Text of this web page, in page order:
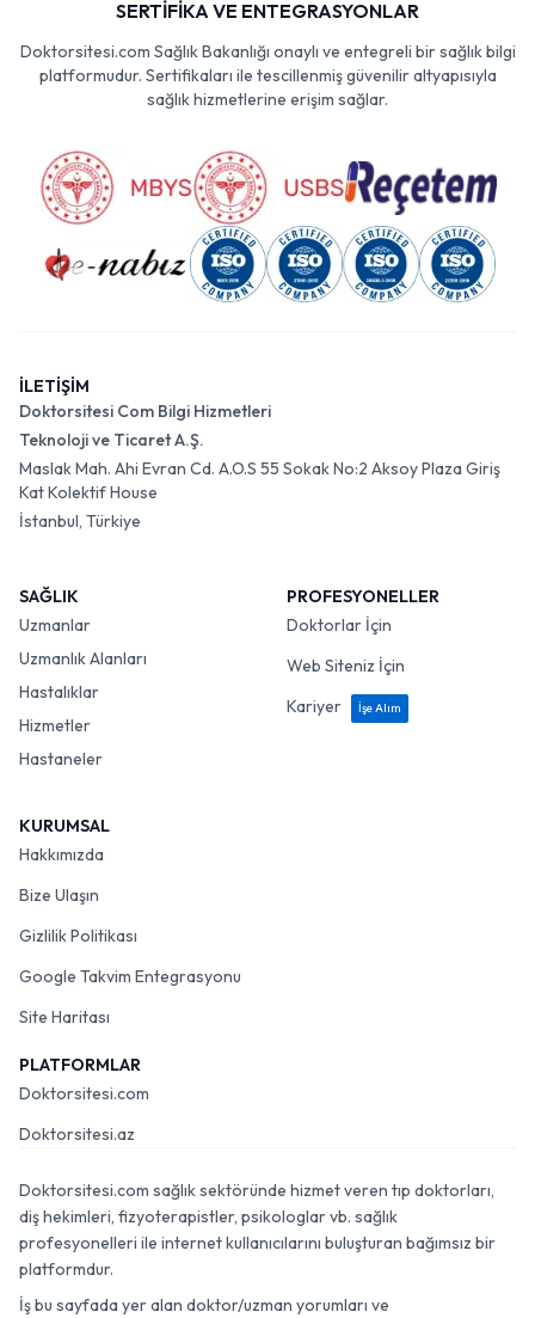
SERTİFİKA VE ENTEGRASYONLAR
Doktorsitesi.com Sağlık Bakanlığı onaylı ve entegreli bir sağlık bilgi
platformudur. Sertifikaları ile tescillenmiş güvenilir altyapısıyla
sağlık hizmetlerine erişim sağlar.
İLETİŞİM
Doktorsitesi Com Bilgi Hizmetleri
Teknoloji ve Ticaret A.Ş.
Maslak Mah. Ahi Evran Cd. A.O.S 55 Sokak No:2 Aksoy Plaza Giriş
Kat Kolektif House
İstanbul, Türkiye
SAĞLIK
Uzmanlar
Uzmanlık Alanları
Hastalıklar
Hizmetler
Hastaneler
PROFESYONELLER
Doktorlar İçin
Web Siteniz İçin
Kariyer
İşe Alım
KURUMSAL
Hakkımızda
Bize Ulaşın
Gizlilik Politikası
Google Takvim Entegrasyonu
Site Haritası
PLATFORMLAR
Doktorsitesi.com
Doktorsitesi.az
Doktorsitesi.com sağlık sektöründe hizmet veren tıp doktorları,
diş hekimleri, fizyoterapistler, psikologlar vb. sağlık
profesyonelleri ile internet kullanıcılarını buluşturan bağımsız bir
platformdur.
İş bu sayfada yer alan doktor/uzman yorumları ve